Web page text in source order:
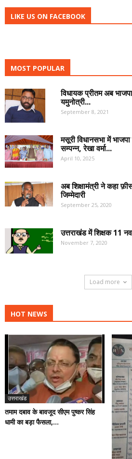
LIKE US ON FACEBOOK
MOST POPULAR
विधायक प्रीतम अब
यमुनोत्री...
September 8, 2021
मसूरी विधानसभा में
सम्पन्न, रेखा वर्मा...
April 10, 2025
अब शिक्षामंत्री ने कहा
जिम्मेदारी
September 25, 2020
उत्तराखंड में शिक्षक 11
November 7, 2020
Load more
HOT NEWS
उत्तराखंड
तमाम दबाव के बावजूद सीएम पुष्कर सिंह
धामी का बड़ा फैसला,...